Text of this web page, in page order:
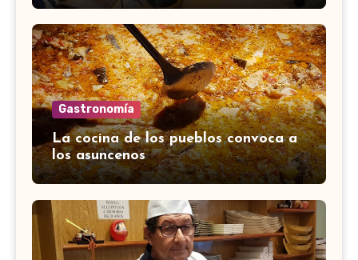
Gastronomía
La cocina de los pueblos convoca a
los asuncenos